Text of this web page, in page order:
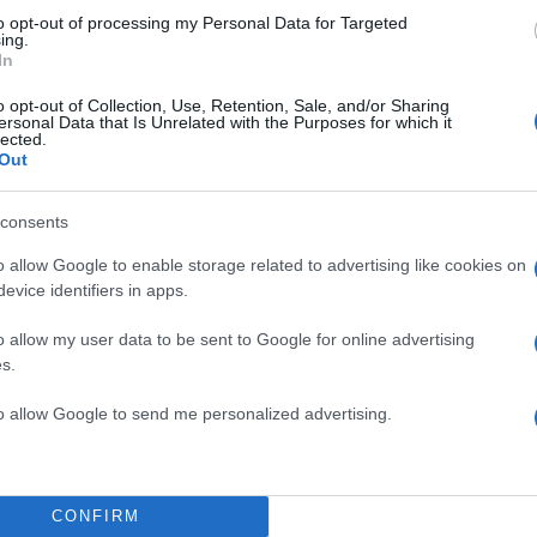
opt-out of processing my Personal Data for Targeted
opt-out of Collection, Use, Retention, Sale, and/or Sharing
Data that Is Unrelated with the Purposes for which it
allow Google to enable storage related to advertising like cookies on
identifiers in apps.
allow my user data to be sent to Google for online advertising
allow Google to send me personalized advertising.
CONFIRM
Υποβολή σχολίου
από reCAPTCHA, ισχύουν
Αθλητικά
το Νewsit.gr στοGoogle News και ενημερωθείτε
όλη την ειδησεογραφία και τα
ρωτούσε πόσο να Marfin: Η